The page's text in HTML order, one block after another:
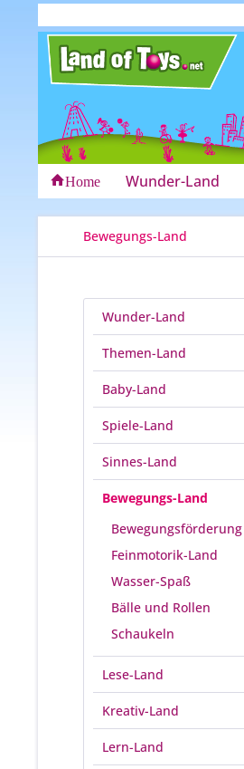
Home Wunder-Land
Bewegungs-Land
Wunder-Land
Themen-Land
Baby-Land
Spiele-Land
Sinnes-Land
Bewegungs-Land
Bewegungsförderung
Feinmotorik-Land
Wasser-Spaß
Bälle und Rollen
Schaukeln
Lese-Land
Kreativ-Land
Lern-Land